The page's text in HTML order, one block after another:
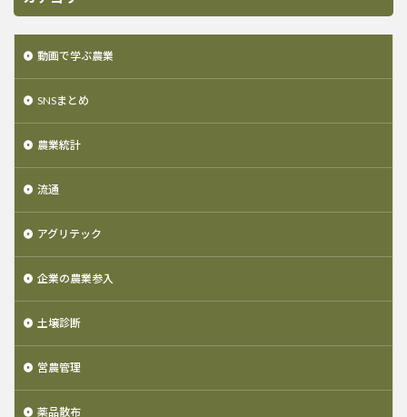
動画で学ぶ農業
SNSまとめ
農業統計
流通
アグリテック
企業の農業参入
土壌診断
営農管理
薬品散布